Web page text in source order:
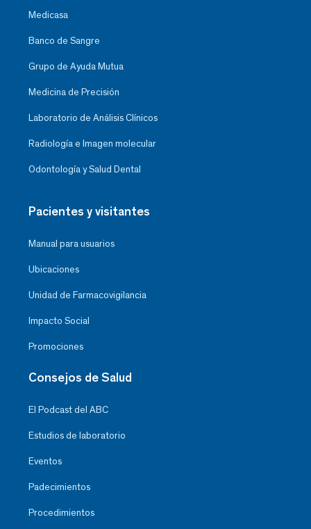
Medicasa
Banco de Sangre
Grupo de Ayuda Mutua
Medicina de Precisión
Laboratorio de Análisis Clínicos
Radiología e Imagen molecular
Odontología y Salud Dental
Pacientes y visitantes
Manual para usuarios
Ubicaciones
Unidad de Farmacovigilancia
Impacto Social
Promociones
Consejos de Salud
El Podcast del ABC
Estudios de laboratorio
Eventos
Padecimientos
Procedimientos